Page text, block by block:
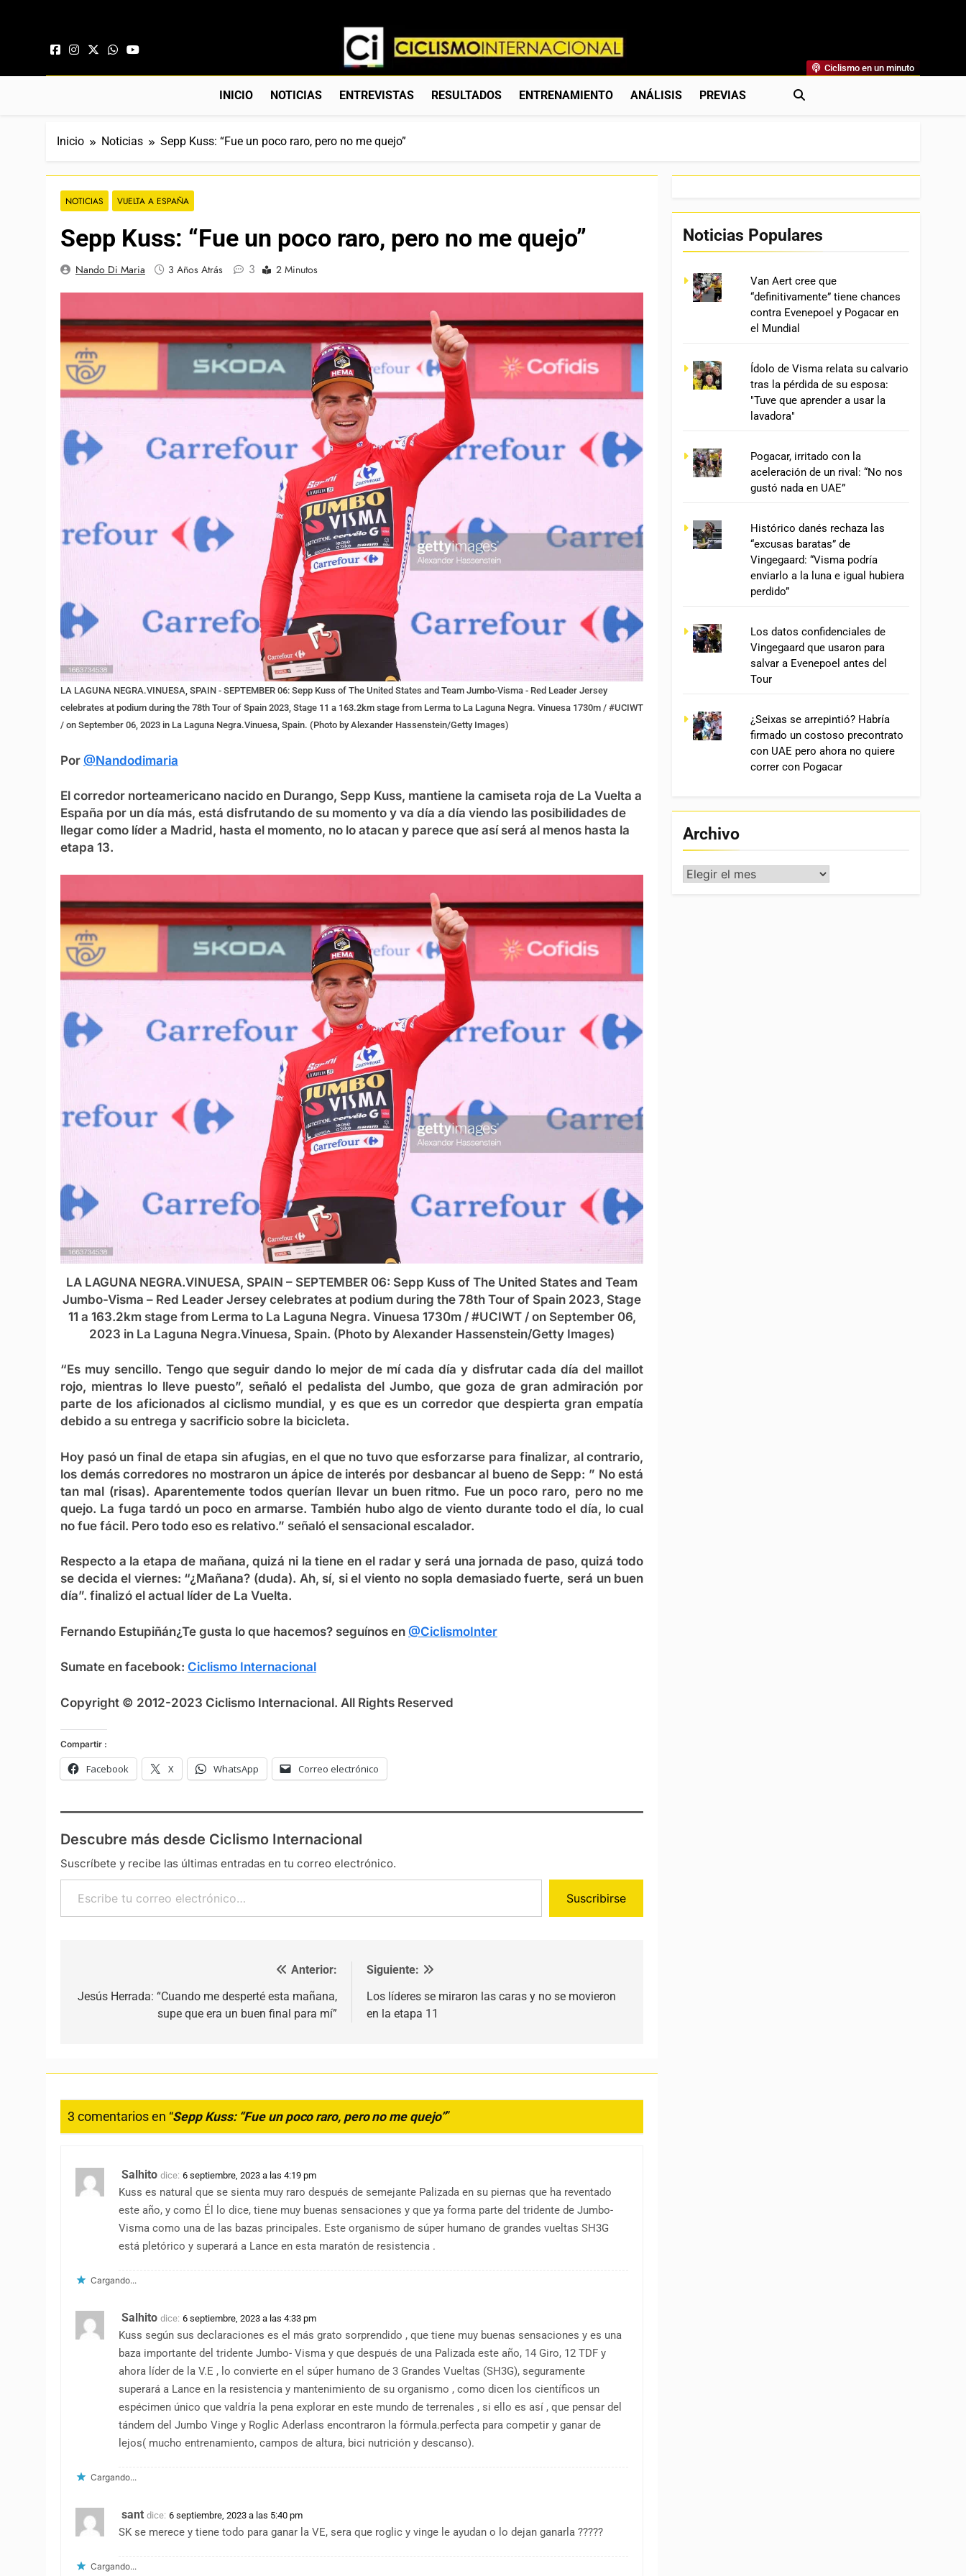
Ciclismo Internacional
Web Dedicada Al Ciclismo Mundial. Entrevistas, Análisis, Crónicas, Previas Y Más. La Web Ciclista De Referencia.
Ciclismo en un minuto
INICIO NOTICIAS ENTREVISTAS RESULTADOS ENTRENAMIENTO ANÁLISIS PREVIAS
Inicio Noticias Sepp Kuss: “Fue un poco raro, pero no me quejo”
NOTICIAS VUELTA A ESPAÑA
Sepp Kuss: “Fue un poco raro, pero no me quejo”
Nando Di Maria 3 Años Atrás 3 2 Minutos
LA LAGUNA NEGRA.VINUESA, SPAIN - SEPTEMBER 06: Sepp Kuss of The United States and Team Jumbo-Visma - Red Leader Jersey
celebrates at podium during the 78th Tour of Spain 2023, Stage 11 a 163.2km stage from Lerma to La Laguna Negra. Vinuesa 1730m / #UCIWT
/ on September 06, 2023 in La Laguna Negra.Vinuesa, Spain. (Photo by Alexander Hassenstein/Getty Images)
Por @Nandodimaria
El corredor norteamericano nacido en Durango, Sepp Kuss, mantiene la camiseta roja de La Vuelta a
España por un día más, está disfrutando de su momento y va día a día viendo las posibilidades de
llegar como líder a Madrid, hasta el momento, no lo atacan y parece que así será al menos hasta la
etapa 13.
LA LAGUNA NEGRA.VINUESA, SPAIN – SEPTEMBER 06: Sepp Kuss of The United States and Team
Jumbo-Visma – Red Leader Jersey celebrates at podium during the 78th Tour of Spain 2023, Stage
11 a 163.2km stage from Lerma to La Laguna Negra. Vinuesa 1730m / #UCIWT / on September 06,
2023 in La Laguna Negra.Vinuesa, Spain. (Photo by Alexander Hassenstein/Getty Images)
“Es muy sencillo. Tengo que seguir dando lo mejor de mí cada día y disfrutar cada día del maillot
rojo, mientras lo lleve puesto”, señaló el pedalista del Jumbo, que goza de gran admiración por
parte de los aficionados al ciclismo mundial, y es que es un corredor que despierta gran empatía
debido a su entrega y sacrificio sobre la bicicleta.
Hoy pasó un final de etapa sin afugias, en el que no tuvo que esforzarse para finalizar, al contrario,
los demás corredores no mostraron un ápice de interés por desbancar al bueno de Sepp: ” No está
tan mal (risas). Aparentemente todos querían llevar un buen ritmo. Fue un poco raro, pero no me
quejo. La fuga tardó un poco en armarse. También hubo algo de viento durante todo el día, lo cual
no fue fácil. Pero todo eso es relativo.” señaló el sensacional escalador.
Respecto a la etapa de mañana, quizá ni la tiene en el radar y será una jornada de paso, quizá todo
se decida el viernes: “¿Mañana? (duda). Ah, sí, si el viento no sopla demasiado fuerte, será un buen
día”. finalizó el actual líder de La Vuelta.
Fernando Estupiñán¿Te gusta lo que hacemos? seguínos en @CiclismoInter
Sumate en facebook: Ciclismo Internacional
Copyright © 2012-2023 Ciclismo Internacional. All Rights Reserved
Compartir :
Facebook X WhatsApp Correo electrónico
Descubre más desde Ciclismo Internacional
Suscríbete y recibe las últimas entradas en tu correo electrónico.
Escribe tu correo electrónico…
Suscribirse
Anterior:
Jesús Herrada: “Cuando me desperté esta mañana,
supe que era un buen final para mí”
Siguiente:
Los líderes se miraron las caras y no se movieron
en la etapa 11
3 comentarios en “Sepp Kuss: “Fue un poco raro, pero no me quejo””
Salhito dice: 6 septiembre, 2023 a las 4:19 pm
Kuss es natural que se sienta muy raro después de semejante Palizada en su piernas que ha reventado
este año, y como Él lo dice, tiene muy buenas sensaciones y que ya forma parte del tridente de Jumbo-
Visma como una de las bazas principales. Este organismo de súper humano de grandes vueltas SH3G
está pletórico y superará a Lance en esta maratón de resistencia .
Cargando...
Salhito dice: 6 septiembre, 2023 a las 4:33 pm
Kuss según sus declaraciones es el más grato sorprendido , que tiene muy buenas sensaciones y es una
baza importante del tridente Jumbo- Visma y que después de una Palizada este año, 14 Giro, 12 TDF y
ahora líder de la V.E , lo convierte en el súper humano de 3 Grandes Vueltas (SH3G), seguramente
superará a Lance en la resistencia y mantenimiento de su organismo , como dicen los científicos un
espécimen único que valdría la pena explorar en este mundo de terrenales , si ello es así , que pensar del
tándem del Jumbo Vinge y Roglic Aderlass encontraron la fórmula.perfecta para competir y ganar de
lejos( mucho entrenamiento, campos de altura, bici nutrición y descanso).
Cargando...
sant dice: 6 septiembre, 2023 a las 5:40 pm
SK se merece y tiene todo para ganar la VE, sera que roglic y vinge le ayudan o lo dejan ganarla ?????
Cargando...
Noticias Populares
Van Aert cree que
“definitivamente” tiene chances
contra Evenepoel y Pogacar en
el Mundial
Ídolo de Visma relata su calvario
tras la pérdida de su esposa:
"Tuve que aprender a usar la
lavadora"
Pogacar, irritado con la
aceleración de un rival: “No nos
gustó nada en UAE”
Histórico danés rechaza las
“excusas baratas” de
Vingegaard: “Visma podría
enviarlo a la luna e igual hubiera
perdido”
Los datos confidenciales de
Vingegaard que usaron para
salvar a Evenepoel antes del
Tour
¿Seixas se arrepintió? Habría
firmado un costoso precontrato
con UAE pero ahora no quiere
correr con Pogacar
Archivo
Archivo